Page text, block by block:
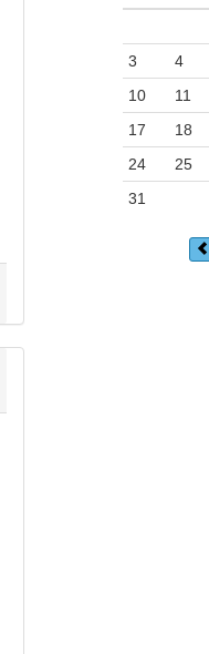
3
4
10
11
17
18
24
25
31